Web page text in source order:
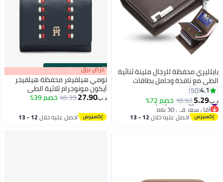
11
بايلليري محفظة للرجال متينة ثنائية
الطي مع نافذة وحامل بطاقات
ائتمانية بحجب RFID مع محفظة
عملات بسحاب و15 فتحة بطاقة، بنية
اللون، محفظة وحامل بطاقات مزدوج
الوظيفة، صغيرة، محفظة Rfid
4.1
50
د.ب‏5.29
18.92خصم 72% #45 في محافظ رجالية
أقل سعر في 30 يوم
#45 في محافظ رجالية احصل عليه خلال 12 - 13
00m:00s
·باقي 100% عرض برق
تومي هيلفيغر محفظة هيلفيجر
آيكون مونوجرام ثلاثية الطي
د.ب‏27.90
46.39خصم 39%
احصل عليه خلال 12 - 13